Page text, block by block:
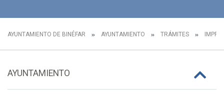
AYUNTAMIENTO DE BINÉFAR AYUNTAMIENTO TRÁMITES
AYUNTAMIENTO